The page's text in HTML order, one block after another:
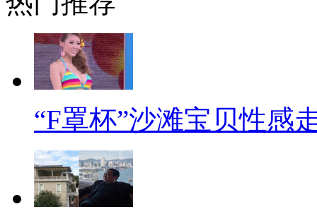
十上天，还带了福建武夷的知
用航天技术制作的建筑材料也
说行，现在很多车上都装有语
少走弯路，这可是每天都跟卫
神十飞天，正好是中国传统
一块写着“端午节快乐”的字板
端午节粽子的咸党与甜党之争
“F罩杯”沙滩宝贝性感